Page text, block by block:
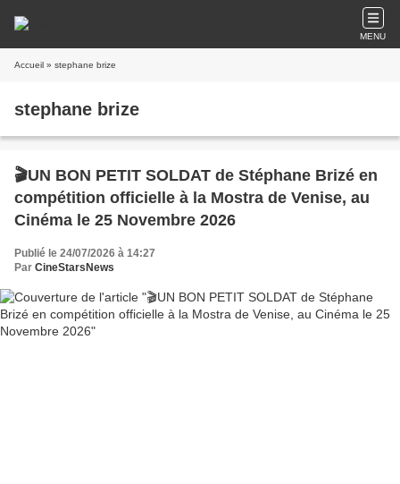
MENU
Accueil » stephane brize
stephane brize
🎬UN BON PETIT SOLDAT de Stéphane Brizé en
compétition officielle à la Mostra de Venise, au
Cinéma le 25 Novembre 2026
Publié le 24/07/2026 à 14:27
Par CineStarsNews